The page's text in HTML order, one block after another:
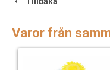
konsten att temperera
I boken finns också
klassisk tigerkaka och
chokladcocktails och
Varor från